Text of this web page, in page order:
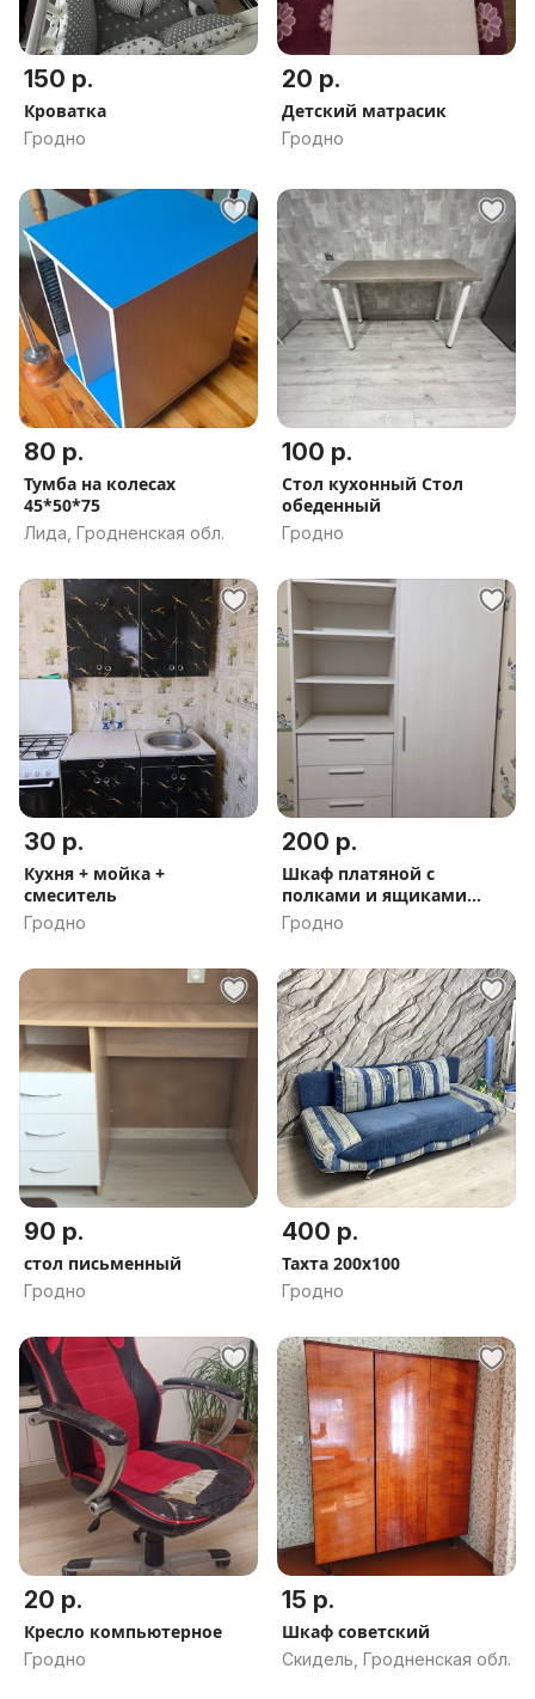
150 р.
Кроватка
Гродно
20 р.
Детский матрасик
Гродно
80 р.
Тумба на колесах
45*50*75
Лида, Гродненская обл.
100 р.
Стол кухонный Стол
обеденный
Гродно
30 р.
Кухня + мойка +
смеситель
Гродно
200 р.
Шкаф платяной с
полками и ящиками
(светлый)
Гродно
90 р.
стол письменный
Гродно
400 р.
Тахта 200х100
Гродно
20 р.
Кресло компьютерное
Гродно
15 р.
Шкаф советский
Скидель, Гродненская обл.